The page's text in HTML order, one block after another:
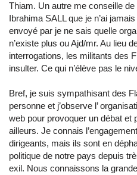
Thiam. Un autre me conseille
Ibrahima SALL que je n’ai
envoyé par je ne sais quelle
n’existe plus ou Ajd/mr. Au lieu
interrogations, les militants des
insulter. Ce qui n’élève pas le
Bref, je suis sympathisant des
personne et j’observe l’
web pour provoquer un débat et
ailleurs. Je connais
dirigeants, mais ils sont en
politique de notre pays depuis
exil. Nous connaissons la